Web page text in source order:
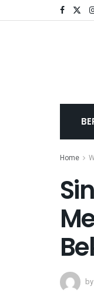
Home
by